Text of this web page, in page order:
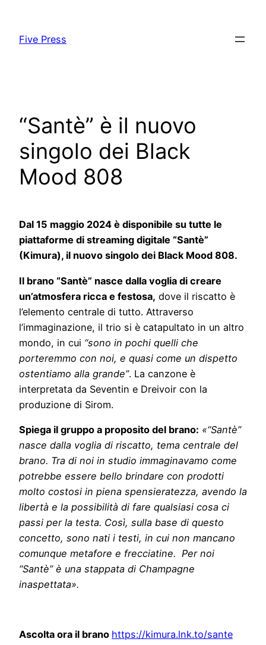
content
Five Press
“Santè” è il nuovo
singolo dei Black
Mood 808
Dal 15 maggio 2024 è disponibile su tutte le
piattaforme di streaming digitale “Santè”
(Kimura), il nuovo singolo dei Black Mood 808.
Il brano “Santè” nasce dalla voglia di creare
un’atmosfera ricca e festosa, dove il riscatto è
l’elemento centrale di tutto. Attraverso
l’immaginazione, il trio si è catapultato in un altro
mondo, in cui “sono in pochi quelli che
porteremmo con noi, e quasi come un dispetto
ostentiamo alla grande”. La canzone è
interpretata da Seventin e Dreivoir con la
produzione di Sirom.
Spiega il gruppo a proposito del brano: «“Santè”
nasce dalla voglia di riscatto, tema centrale del
brano. Tra di noi in studio immaginavamo come
potrebbe essere bello brindare con prodotti
molto costosi in piena spensieratezza, avendo la
libertà e la possibilità di fare qualsiasi cosa ci
passi per la testa. Così, sulla base di questo
concetto, sono nati i testi, in cui non mancano
comunque metafore e frecciatine. Per noi
“Santè” è una stappata di Champagne
inaspettata».
Ascolta ora il brano https://kimura.lnk.to/sante